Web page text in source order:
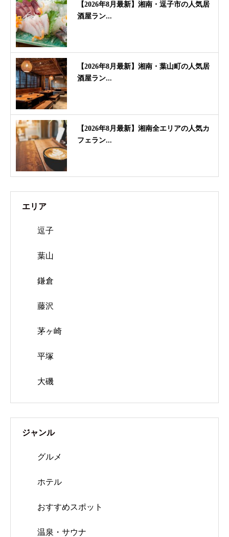
【2026年8月最新】湘南・逗子市の人気居
酒屋ラン...
【2026年8月最新】湘南・葉山町の人気居
酒屋ラン...
【2026年8月最新】湘南全エリアの人気カ
フェラン...
エリア
逗子
葉山
鎌倉
藤沢
茅ヶ崎
平塚
大磯
ジャンル
グルメ
ホテル
おすすめスポット
温泉・サウナ